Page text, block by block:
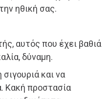
ηθική σας.
αυτός που έχει βαθιά
δύναμη.
και να
Κακή προστασία